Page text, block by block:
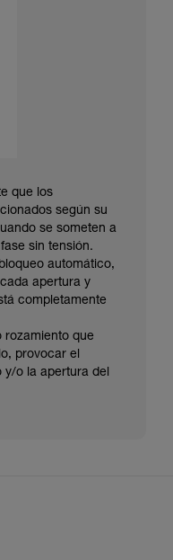
que los
según su
se someten a
sin tensión.
automático,
apertura y
completamente
rozamiento que
provocar el
y/o la apertura del